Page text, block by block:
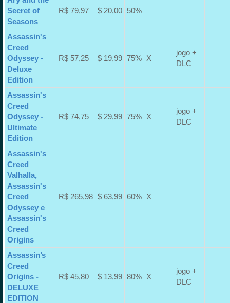
Secret of
Seasons
R$ 79,97 $ 20,00 50%
Assassin's
Creed
Odyssey -
Deluxe
Edition
R$ 57,25 $ 19,99 75% X
jogo +
DLC
Assassin's
Creed
Odyssey -
Ultimate
Edition
R$ 74,75 $ 29,99 75% X
jogo +
DLC
Assassin's
Creed
Valhalla,
Assassin's
Creed
Odyssey e
Assassin's
Creed
Origins
R$ 265,98 $ 63,99 60% X
Assassin’s
Creed
Origins -
DELUXE
EDITION
R$ 45,80 $ 13,99 80% X
jogo +
DLC